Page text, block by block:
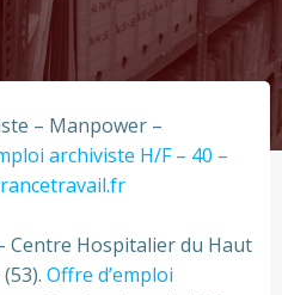
– Manpower –
archiviste H/F – 40 –
Centre Hospitalier du Haut
Offre d’emploi